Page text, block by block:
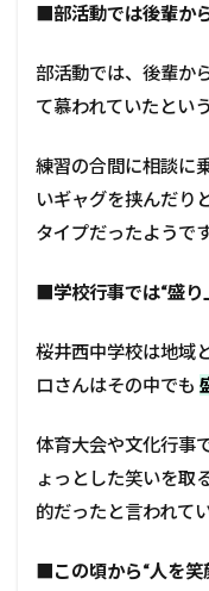
■部活動では後輩か
部活動では、後輩か
て慕われていたとい
練習の合間に相談に
いギャグを挟んだり
タイプだったようです
■学校行事では“盛
桜井西中学校は地域
ロさんはその中でも
体育大会や文化行事
ょっとした笑いを取
的だったと言われてい
■この頃から“人を